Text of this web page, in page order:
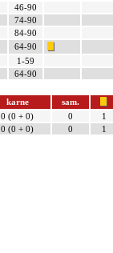
46-90
74-90
84-90
64-90
1-59
64-90
karne
sam.
0 (0 + 0) 0 1
0 (0 + 0) 0 1